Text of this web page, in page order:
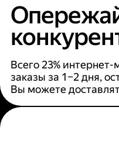
Всего 23%
заказы за 1–2 дня,
Вы можете